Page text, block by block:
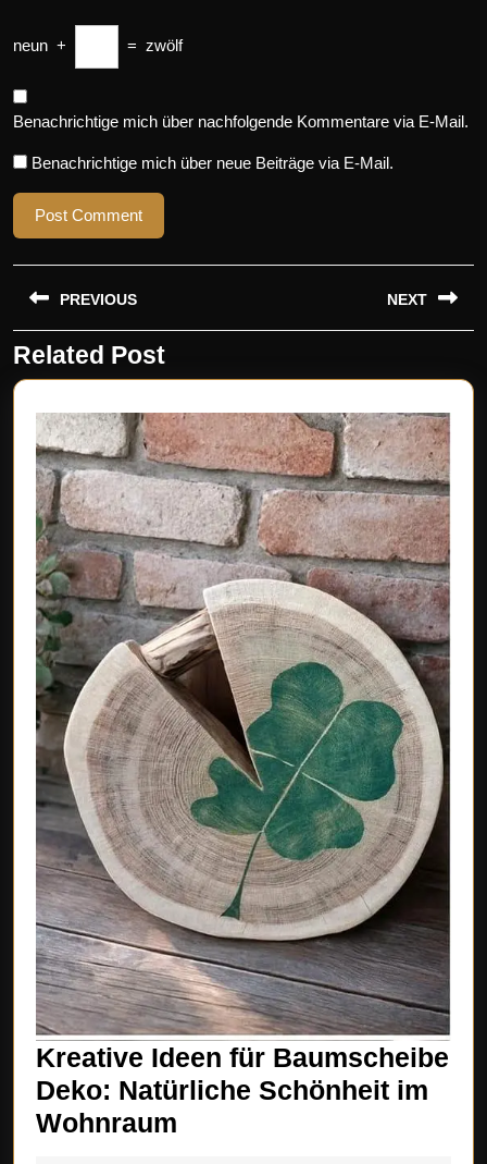
neun + = zwölf
Benachrichtige mich über nachfolgende Kommentare via E-Mail.
Benachrichtige mich über neue Beiträge via E-Mail.
Beitragsnavigation
PREVIOUS
Previous
post:
NEXT
post:
Related Post
Kreative Ideen für Baumscheibe
Deko: Natürliche Schönheit im
Wohnraum